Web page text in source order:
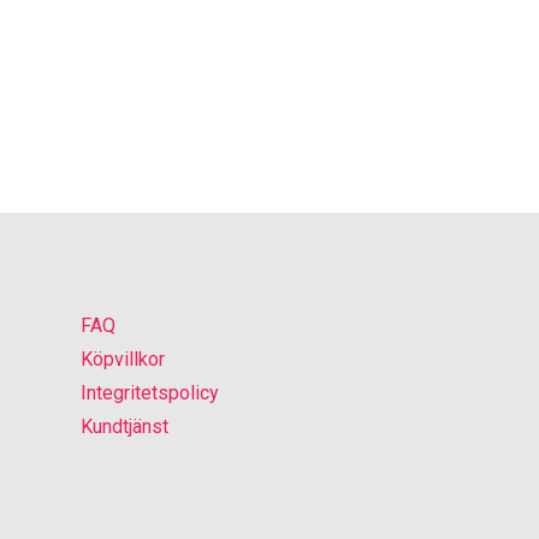
FAQ
Köpvillkor
Integritetspolicy
Kundtjänst